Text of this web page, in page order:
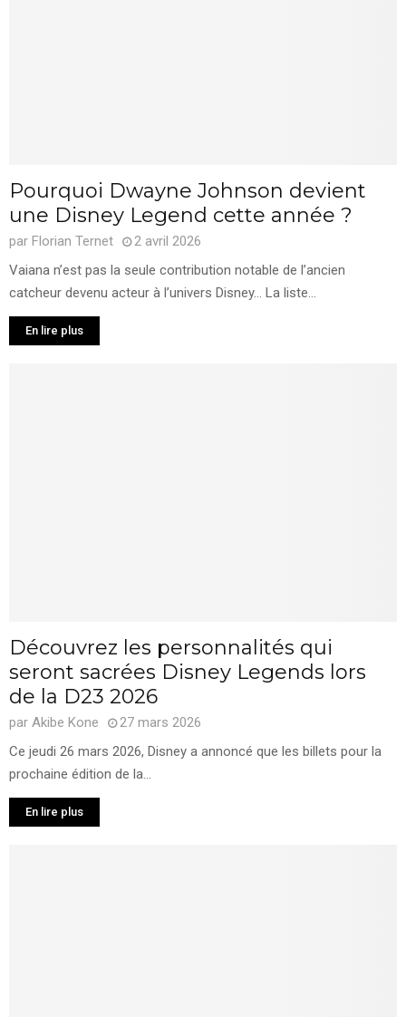
Pourquoi Dwayne Johnson devient
une Disney Legend cette année ?
par Florian Ternet
2 avril 2026
Vaiana n’est pas la seule contribution notable de l’ancien
catcheur devenu acteur à l’univers Disney… La liste...
En lire plus
Découvrez les personnalités qui
seront sacrées Disney Legends lors
de la D23 2026
par Akibe Kone
27 mars 2026
Ce jeudi 26 mars 2026, Disney a annoncé que les billets pour la
prochaine édition de la...
En lire plus